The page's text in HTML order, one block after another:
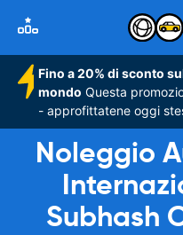
Fino a 20% di sconto
mondo Questa
- approfittatene oggi
Noleggio
Subhash